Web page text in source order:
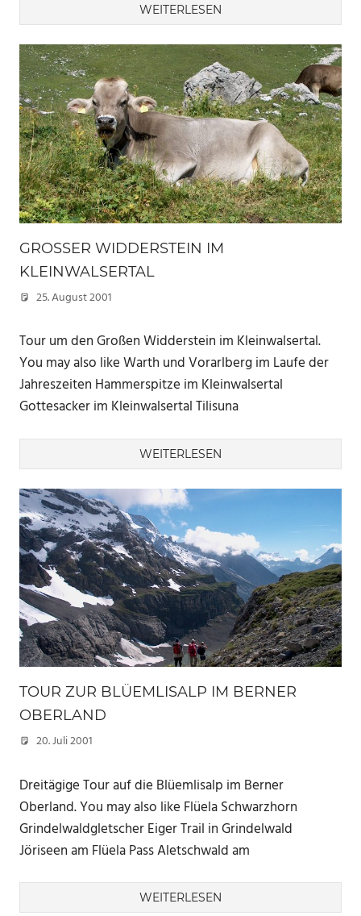
WEITERLESEN
GROSSER WIDDERSTEIN IM K
LEINWALSERTAL
25. August 2001
Tour um den Großen Widderstein im Kleinwalsertal.
You may also like Warth und Vorarlberg im Laufe der
Jahreszeiten Hammerspitze im Kleinwalsertal
Gottesacker im Kleinwalsertal Tilisuna
WEITERLESEN
TOUR ZUR BLÜEMLISALP IM BERNER
OBERLAND
20. Juli 2001
Dreitägige Tour auf die Blüemlisalp im Berner
Oberland. You may also like Flüela Schwarzhorn
Grindelwaldgletscher Eiger Trail in Grindelwald
Jöriseen am Flüela Pass Aletschwald am
WEITERLESEN